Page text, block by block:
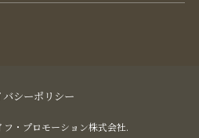
バシーポリシー
フ・プロモーション株式会社.